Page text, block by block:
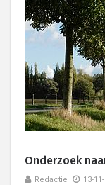
Onderzoek
Redactie 13-